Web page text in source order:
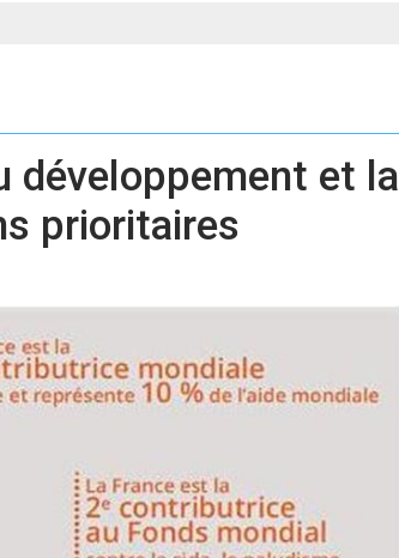
développement et la
prioritaires